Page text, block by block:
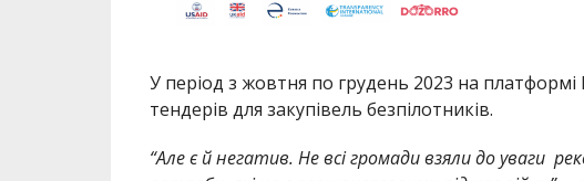
У період з жовтня по грудень 2023 на
тендерів для закупівель безпілотників.
“Але є й негатив. Не всі громади взяли до уваги